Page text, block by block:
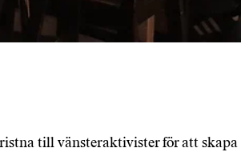
till vänsteraktivister för att